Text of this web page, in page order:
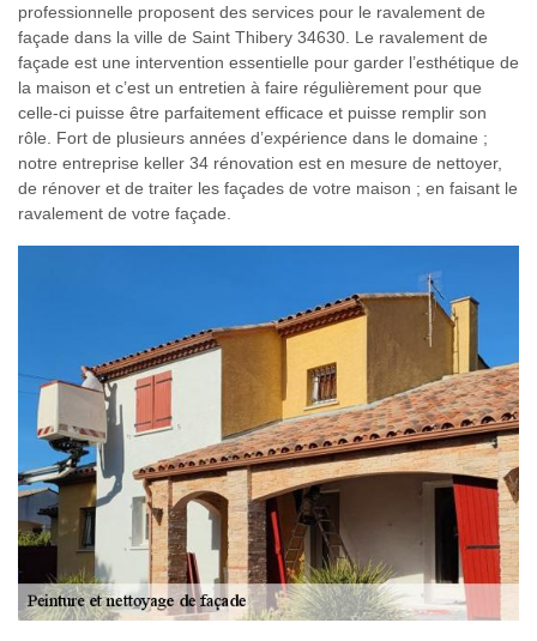
professionnelle proposent des services pour le ravalement de
façade dans la ville de Saint Thibery 34630. Le ravalement de
façade est une intervention essentielle pour garder l’esthétique de
la maison et c’est un entretien à faire régulièrement pour que
celle-ci puisse être parfaitement efficace et puisse remplir son
rôle. Fort de plusieurs années d’expérience dans le domaine ;
notre entreprise keller 34 rénovation est en mesure de nettoyer,
de rénover et de traiter les façades de votre maison ; en faisant le
ravalement de votre façade.